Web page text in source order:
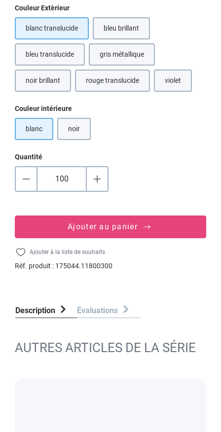
Sélectionnez
Couleur Extèrieur
blanc translucide bleu brillant
bleu translucide gris métallique(Cette option n'est pas disponible
noir brillant(Cette option n'est pas disponible pour le moment.)
rouge translucide violet
Sélectionnez
Couleur intérieure
blanc noir(Cette option n'est pas disponible pour le moment.)
Quantité
Ajouter au panier
Ajouter à la liste de souhaits
Réf. produit : 175044.11800300
Description Évaluations
AUTRES ARTICLES DE LA SÉRIE